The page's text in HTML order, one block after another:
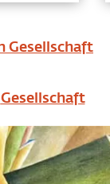
Gesellschaft
Gesellschaft